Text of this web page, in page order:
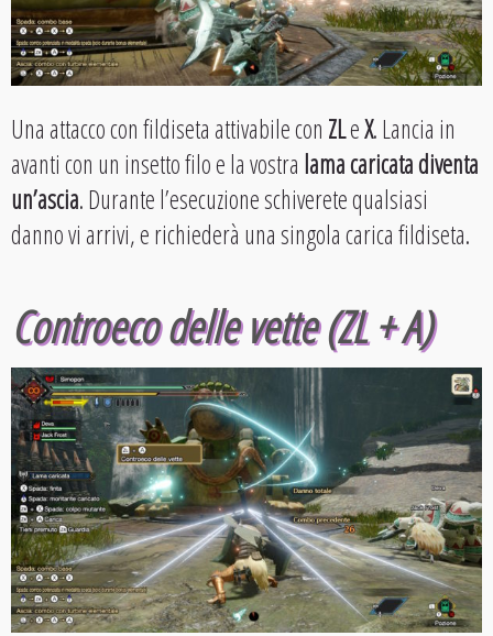
Una attacco con fildiseta attivabile con ZLeX. Lancia in
avanti con un insetto filo e la vostra lama caricata diventa
un’ascia. Durante l’esecuzione schiverete qualsiasi
danno vi arrivi, e richiederà una singola carica fildiseta.
Controeco delle vette (ZL + A)